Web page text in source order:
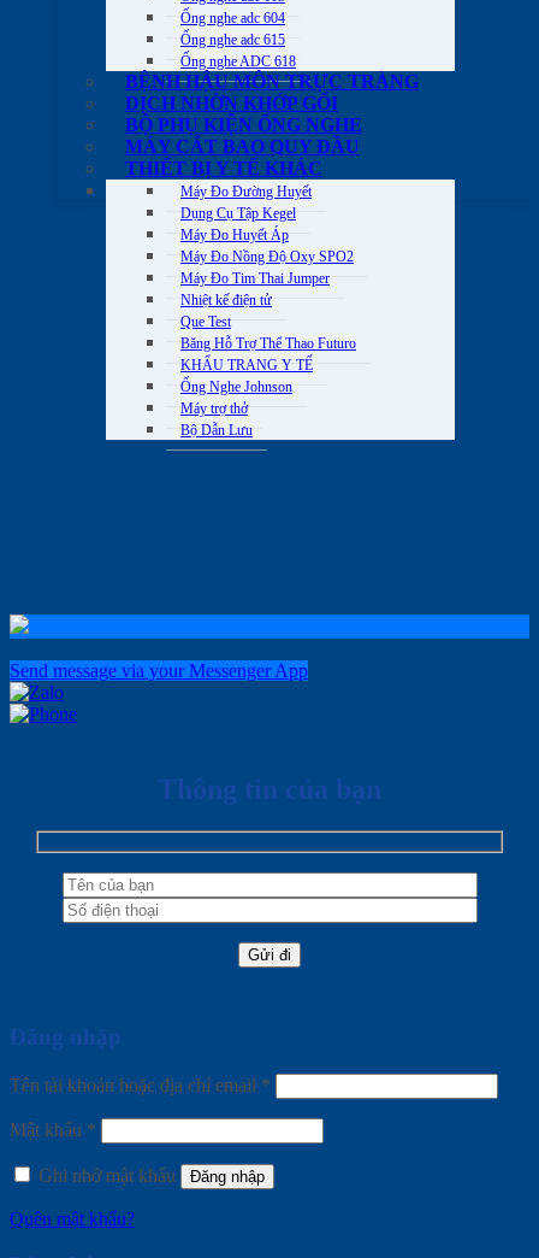
Ống nghe adc 604
Ống nghe adc 615
Ống nghe ADC 618
BỆNH HẬU MÔN TRỰC TRÀNG
DỊCH NHỜN KHỚP GỐI
BỘ PHỤ KIỆN ỐNG NGHE
MÁY CẮT BAO QUY ĐẦU
THIẾT BỊ Y TẾ KHÁC
Máy Đo Đường Huyết
Dụng Cụ Tập Kegel
Máy Đo Huyết Áp
Máy Đo Nồng Độ Oxy SPO2
Máy Đo Tim Thai Jumper
Nhiệt kế điện tử
Que Test
Băng Hỗ Trợ Thể Thao Futuro
KHẨU TRANG Y TẾ
Ống Nghe Johnson
Máy trợ thở
Bộ Dẫn Lưu
Send message via your Messenger App
Thông tin của bạn
Đăng nhập
Tên tài khoản hoặc địa chỉ email *
Mật khẩu *
Ghi nhớ mật khẩu Đăng nhập
Quên mật khẩu?